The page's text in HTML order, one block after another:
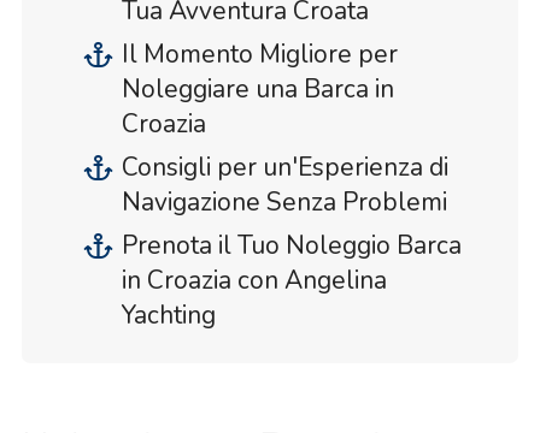
Tua Avventura Croata
Il Momento Migliore per
Noleggiare una Barca in
Croazia
Consigli per un'Esperienza di
Navigazione Senza Problemi
Prenota il Tuo Noleggio Barca
in Croazia con Angelina
Yachting